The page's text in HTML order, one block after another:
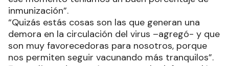
inmunización”.
“Quizás estás cosas son las que generan una
demora en la circulación del virus –agregó- y que
son muy favorecedoras para nosotros, porque
nos permiten seguir vacunando más tranquilos”.